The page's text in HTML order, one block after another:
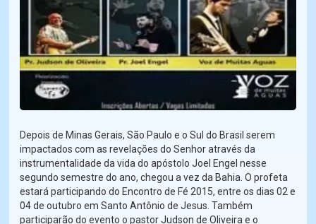
Depois de Minas Gerais, São Paulo e o Sul do Brasil serem
impactados com as revelações do Senhor através da
instrumentalidade da vida do apóstolo Joel Engel nesse
segundo semestre do ano, chegou a vez da Bahia. O profeta
estará participando do Encontro de Fé 2015, entre os dias 02 e
04 de outubro em Santo Antônio de Jesus. Também
participarão do evento o pastor Judson de Oliveira e o